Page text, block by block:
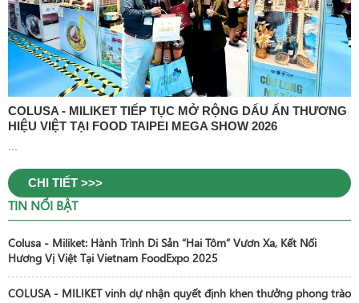
COLUSA - MILIKET TIẾP TỤC MỞ RỘNG DẤU ẤN THƯƠNG
HIỆU VIỆT TẠI FOOD TAIPEI MEGA SHOW 2026
CHI TIẾT >>>
TIN NỔI BẬT
Colusa - Miliket: Hành Trình Di Sản “Hai Tôm” Vươn Xa, Kết Nối
Hương Vị Việt Tại Vietnam FoodExpo 2025
COLUSA - MILIKET vinh dự nhận quyết định khen thưởng phong trào